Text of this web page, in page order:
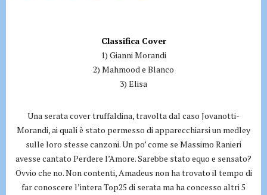
Classifica Cover
1) Gianni Morandi
2) Mahmood e Blanco
3) Elisa
Una serata cover truffaldina, travolta dal caso Jovanotti-
Morandi, ai quali è stato permesso di apparecchiarsi un medley
sulle loro stesse canzoni. Un po’ come se Massimo Ranieri
avesse cantato Perdere l’Amore. Sarebbe stato equo e sensato?
Ovvio che no. Non contenti, Amadeus non ha trovato il tempo di
far conoscere l’intera Top25 di serata ma ha concesso altri 5